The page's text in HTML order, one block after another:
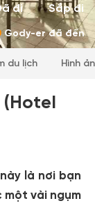
đi Sắp đi
Gody-er đã đến
du lịch Hình
là nơi bạn
một vài ngụm